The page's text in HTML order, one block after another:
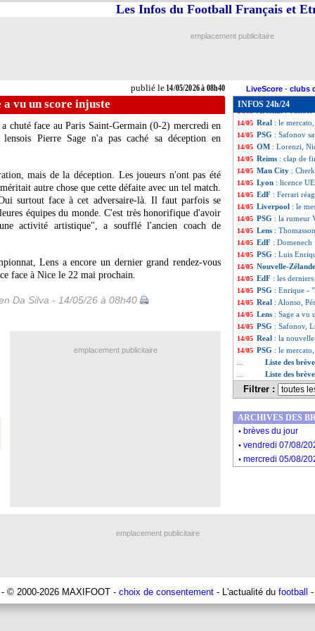
publié le14/05/2026 à 08h40
Les Infos du Football Français et
emplacement publicitaire
LiveScore - clubs
a vu un score injuste
chuté face au Paris Saint-Germain (0-2) mercredi en
Pierre Sage n'a pas caché sa déception en
mais de la déception. Les joueurs n'ont pas été
autre chose que cette défaite avec un tel match.
surtout face à cet adversaire-là. Il faut parfois se
équipes du monde. C'est très honorifique d'avoir
activité artistique", a soufflé l'ancien coach de
Lens a encore un dernier grand rendez-vous
face à Nice le 22 mai prochain.
Da Silva - 14/05/26 à 08h40
INFOS 24h/24
14/05 Lens: de
14/05 Bournemouth:
14/05 Real
14/05 Le Mans : les
14/05 Brésil: Neymar,
14/05 Real : le
14/05 PSG : Safonov
14/05 OM : Lorenzi,
14/05 Reims : clap de
14/05 Man City :
14/05 Lyon : licence
14/05 EdF : Ferrari
14/05 Liverpool : le
14/05 PSG : la rumeur
14/05 Lens :
14/05 EdF :
14/05 PSG : Luis
14/05 Nouvelle-
14/05 EdF : les
14/05 PSG : Enrique -
14/05 Real : Alonso,
14/05 Lens : Sage a vu
14/05 PSG : Safonov,
14/05 Real : la nouvelle
14/05 PSG : le
Liste des
Liste des
Filtrer :
emplacement publicitaire
ARCHIVES DES
. brèves du jour
. vendredi 07/08/
. mercredi 05/08/
emplacement publicitaire
- © 2000-2026 MAXIFOOT - choix de consentement - L'actualité du football -